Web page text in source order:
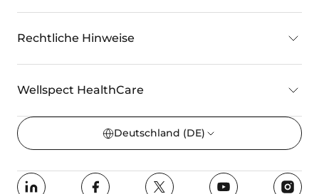
Rechtliche Hinweise
Wellspect HealthCare
Deutschland (DE)